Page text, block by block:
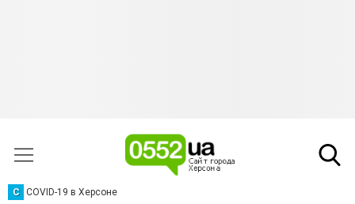
C COVID-19 в Херсоне